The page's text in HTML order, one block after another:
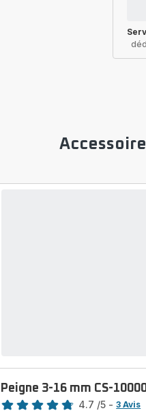
Peigne 3-16 mm CS-
Note
4.7 /5 - 3 Avis